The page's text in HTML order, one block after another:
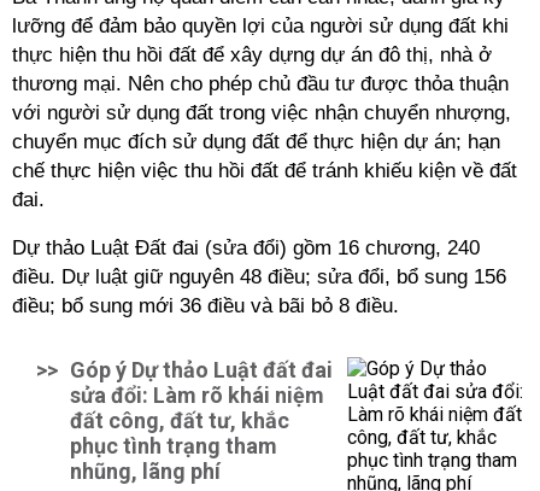
lưỡng để đảm bảo quyền lợi của người sử dụng đất khi
thực hiện thu hồi đất để xây dựng dự án đô thị, nhà ở
thương mại. Nên cho phép chủ đầu tư được thỏa thuận
với người sử dụng đất trong việc nhận chuyển nhượng,
chuyển mục đích sử dụng đất để thực hiện dự án; hạn
chế thực hiện việc thu hồi đất để tránh khiếu kiện về đất
đai.
Dự thảo Luật Đất đai (sửa đổi) gồm 16 chương, 240
điều. Dự luật giữ nguyên 48 điều; sửa đổi, bổ sung 156
điều; bổ sung mới 36 điều và bãi bỏ 8 điều.
>> Góp ý Dự thảo Luật đất đai
sửa đổi: Làm rõ khái niệm
đất công, đất tư, khắc
phục tình trạng tham
nhũng, lãng phí